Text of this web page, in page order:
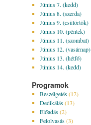
Június 7. (kedd)
Június 8. (szerda)
Június 9. (csütörtök)
Június 10. (péntek)
Június 11. (szombat)
Június 12. (vasárnap)
Június 13. (hétfő)
Június 14. (kedd)
Programok
Beszélgetés(12)
Dedikálás(13)
Előadás(2)
Felolvasás(3)